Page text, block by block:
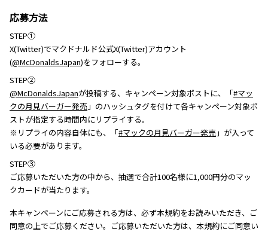
応募方法
STEP①
X(Twitter)でマクドナルド公式X(Twitter)アカウント
(@McDonaldsJapan)をフォローする。
STEP②
@McDonaldsJapanが投稿する、キャンペーン対象ポストに、「#マッ
クの月見バーガー発売 」のハッシュタグを付けて各キャンペーン対象ポ
ストが指定する時間内にリプライする。
※リプライの内容自体にも、「#マックの月見バーガー発売 」が入って
いる必要があります。
STEP③
ご応募いただいた方の中から、抽選で合計100名様に1,000円分のマッ
クカードが当たります。
本キャンペーンにご応募される方は、必ず本規約をお読みいただき、ご
同意の上でご応募ください。ご応募いただいた方は、本規約にご同意い